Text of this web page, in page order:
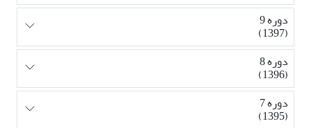
دوره 9
(1397)
دوره 8
(1396)
دوره 7
(1395)